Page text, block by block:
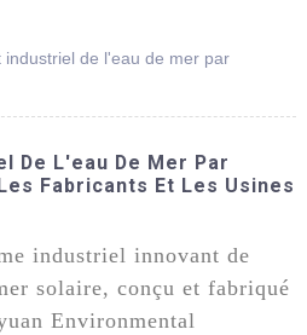
industriel de l'eau de mer par
De L'eau De Mer Par
Fabricants Et Les Usines
industriel innovant de
solaire, conçu et fabriqué
Environmental